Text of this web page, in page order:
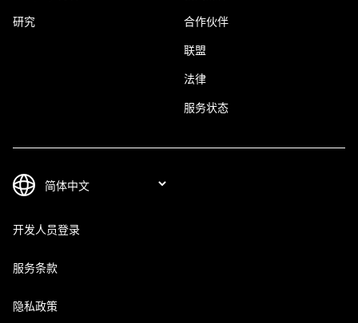
研究 合作伙伴
联盟
法律
服务状态
开发人员登录
服务条款
隐私政策